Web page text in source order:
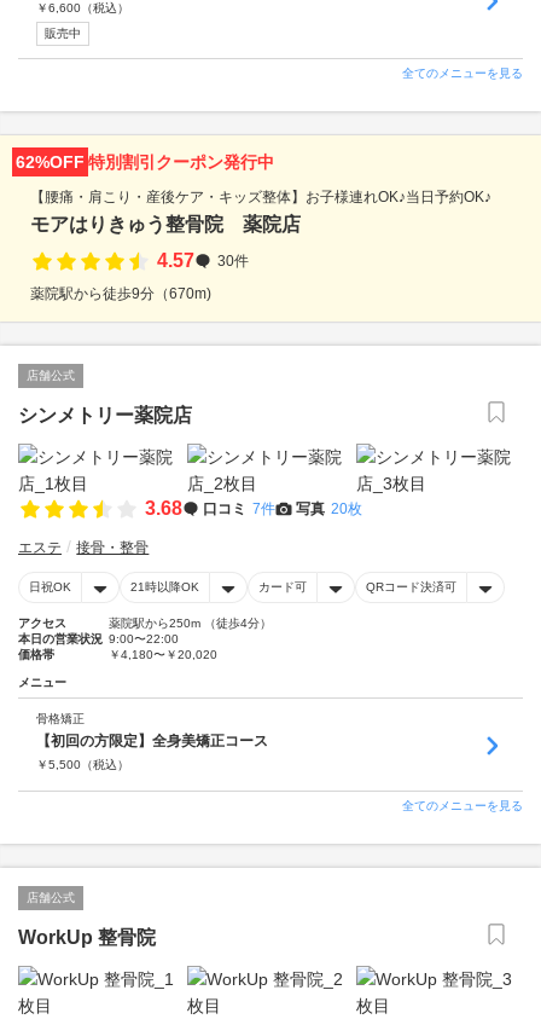
￥6,600 （税込）
販売中
全てのメニューを見る
62%OFF 特別割引クーポン発行中
【腰痛・肩こり・産後ケア・キッズ整体】お子様連れOK♪当日予約OK♪
モアはりきゅう整骨院 薬院店
4.57
30件
薬院駅から徒歩9分（670m)
店舗公式
シンメトリー薬院店
3.68 口コミ 7件 写真 20枚
エステ 接骨・整骨
日祝OK 21時以降OK カード可 QRコード決済可
アクセス
薬院駅から250m （徒歩4分）
本日の営業状況 9:00〜22:00
価格帯
￥4,180〜￥20,020
メニュー
骨格矯正
【初回の方限定】全身美矯正コース
￥5,500 （税込）
全てのメニューを見る
店舗公式
WorkUp 整骨院